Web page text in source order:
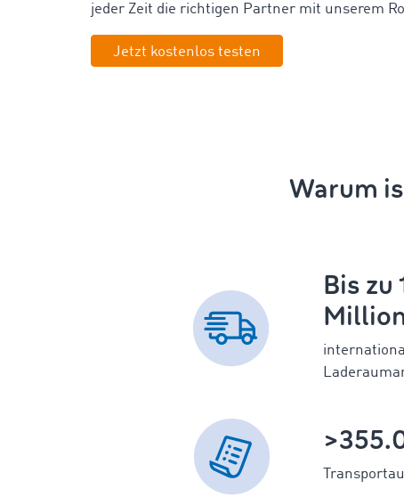
jeder Zeit die richtigen Partner mit unserem
Jetzt kostenlos testen
Warum
Bis zu